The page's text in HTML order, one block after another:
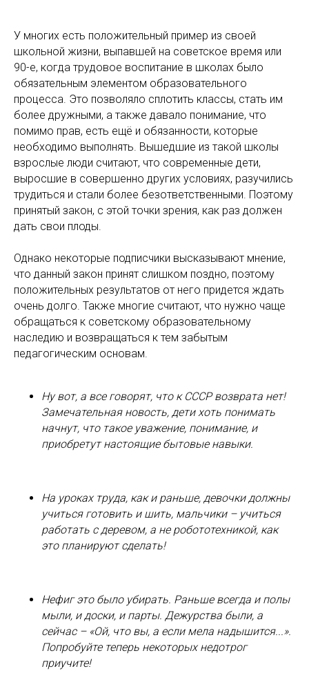
У многих есть положительный пример из своей
школьной жизни, выпавшей на советское время или
90-е, когда трудовое воспитание в школах было
обязательным элементом образовательного
процесса. Это позволяло сплотить классы, стать им
более дружными, а также давало понимание, что
помимо прав, есть ещё и обязанности, которые
необходимо выполнять. Вышедшие из такой школы
взрослые люди считают, что современные дети,
выросшие в совершенно других условиях, разучились
трудиться и стали более безответственными. Поэтому
принятый закон, с этой точки зрения, как раз должен
дать свои плоды.
Однако некоторые подписчики высказывают мнение,
что данный закон принят слишком поздно, поэтому
положительных результатов от него придется ждать
очень долго. Также многие считают, что нужно чаще
обращаться к советскому образовательному
наследию и возвращаться к тем забытым
педагогическим основам.
Ну вот, а все говорят, что к СССР возврата нет!
Замечательная новость, дети хоть понимать
начнут, что такое уважение, понимание, и
приобретут настоящие бытовые навыки.
На уроках труда, как и раньше, девочки должны
учиться готовить и шить, мальчики – учиться
работать с деревом, а не робототехникой, как
это планируют сделать!
Нефиг это было убирать. Раньше всегда и полы
мыли, и доски, и парты. Дежурства были, а
сейчас – «Ой, что вы, а если мела надышится...».
Попробуйте теперь некоторых недотрог
приучите!